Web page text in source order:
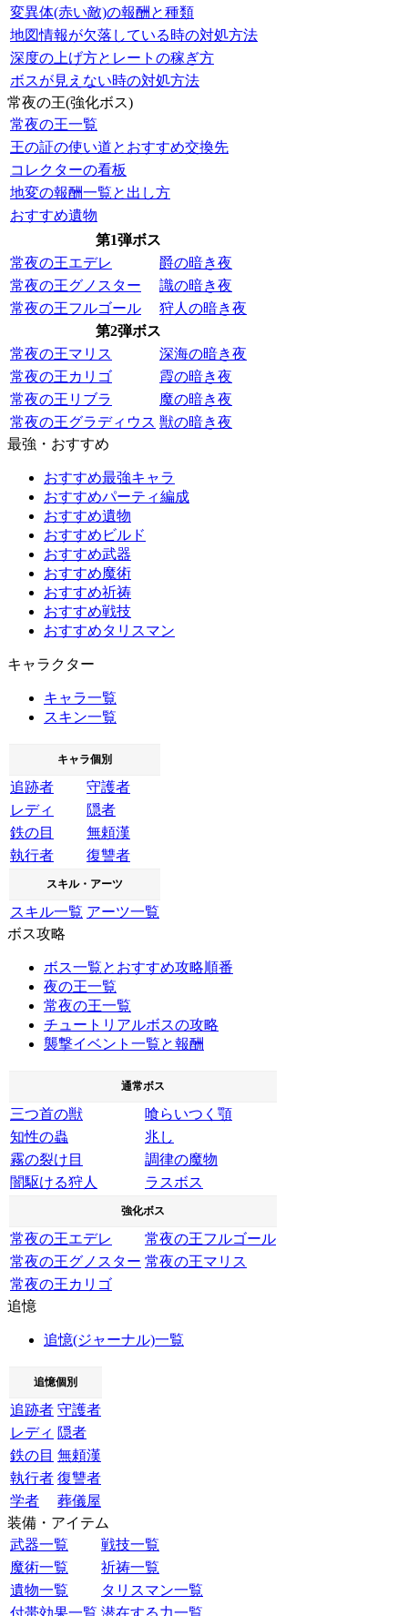
変異体(赤い敵)の報酬と種類
地図情報が欠落している時の対処方法
深度の上げ方とレートの稼ぎ方
ボスが見えない時の対処方法
常夜の王(強化ボス)
常夜の王一覧
王の証の使い道とおすすめ交換先
コレクターの看板
地変の報酬一覧と出し方
おすすめ遺物
第1弾ボス
常夜の王エデレ
爵の暗き夜
常夜の王グノスター
識の暗き夜
常夜の王フルゴール
狩人の暗き夜
第2弾ボス
常夜の王マリス
深海の暗き夜
常夜の王カリゴ
霞の暗き夜
常夜の王リブラ
魔の暗き夜
常夜の王グラディウス 獣の暗き夜
最強・おすすめ
おすすめ最強キャラ
おすすめパーティ編成
おすすめ遺物
おすすめビルド
おすすめ武器
おすすめ魔術
おすすめ祈祷
おすすめ戦技
おすすめタリスマン
キャラクター
キャラ一覧
スキン一覧
キャラ個別
追跡者
守護者
レディ
隠者
鉄の目
無頼漢
執行者
復讐者
スキル・アーツ
スキル一覧 アーツ一覧
ボス攻略
ボス一覧とおすすめ攻略順番
夜の王一覧
常夜の王一覧
チュートリアルボスの攻略
襲撃イベント一覧と報酬
通常ボス
三つ首の獣
喰らいつく顎
知性の蟲
兆し
霧の裂け目
調律の魔物
闇駆ける狩人
ラスボス
強化ボス
常夜の王エデレ
常夜の王フルゴール
常夜の王グノスター 常夜の王マリス
常夜の王カリゴ
追憶
追憶(ジャーナル)一覧
追憶個別
追跡者 守護者
レディ 隠者
鉄の目 無頼漢
執行者 復讐者
学者
葬儀屋
装備・アイテム
武器一覧
戦技一覧
魔術一覧
祈祷一覧
遺物一覧
タリスマン一覧
付帯効果一覧 潜在する力一覧